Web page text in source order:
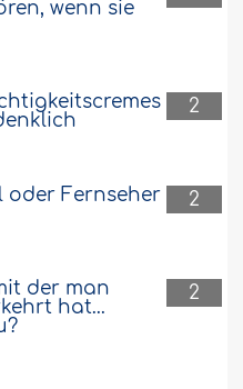
wenn sie
2
2
oder Fernseher
2
der man
hat...